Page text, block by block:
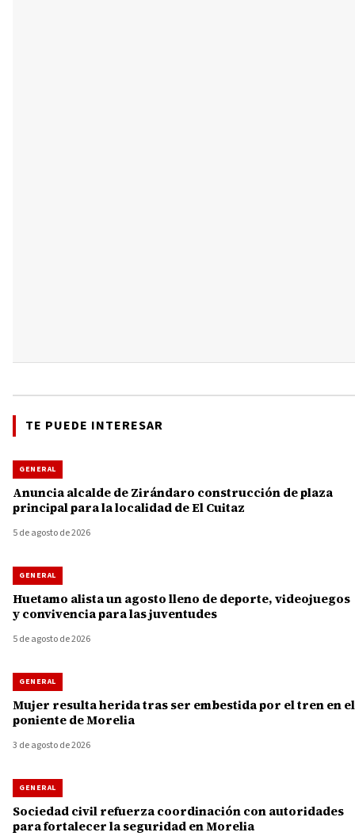
TE PUEDE INTERESAR
GENERAL
Anuncia alcalde de Zirándaro construcción de plaza
principal para la localidad de El Cuitaz
5 de agosto de 2026
GENERAL
Huetamo alista un agosto lleno de deporte, videojuegos
y convivencia para las juventudes
5 de agosto de 2026
GENERAL
Mujer resulta herida tras ser embestida por el tren en el
poniente de Morelia
3 de agosto de 2026
GENERAL
Sociedad civil refuerza coordinación con autoridades
para fortalecer la seguridad en Morelia